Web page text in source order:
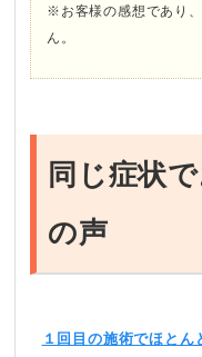
※お客様の感想であり
ん。
同じ症状
の声
１回目の施術でほとん